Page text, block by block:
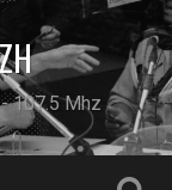
107.5 Mhz